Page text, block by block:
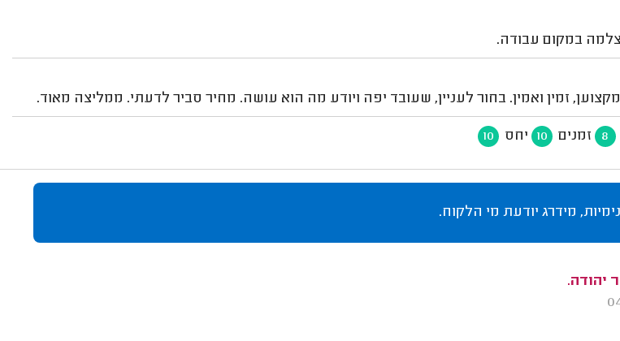
במקום עבודה.
זמין ואמין. בחור לעניין, שעובד יפה ויודע מה הוא עושה. מחיר סביר לדעתי. ממליצה מאוד.
8 זמנים 10 יחס 10
מידרג יודעת מי הלקוח.
יהודה.